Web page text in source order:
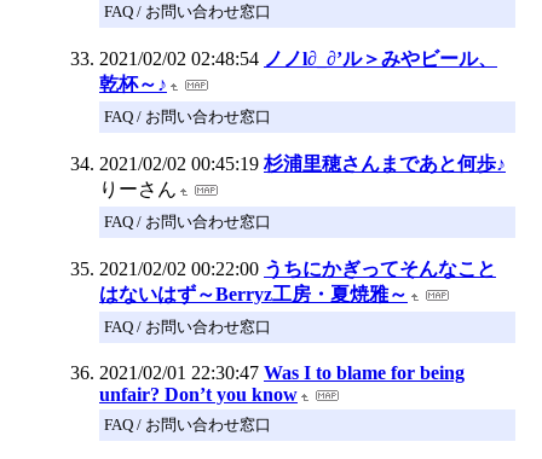
FAQ / お問い合わせ窓口
2021/02/02 02:48:54 ノノl∂_∂’ル＞みやビール、
乾杯～♪
FAQ / お問い合わせ窓口
2021/02/02 00:45:19 杉浦里穂さんまであと何歩♪
りーさん
FAQ / お問い合わせ窓口
2021/02/02 00:22:00 うちにかぎってそんなこと
はないはず～Berryz工房・夏焼雅～
FAQ / お問い合わせ窓口
2021/02/01 22:30:47 Was I to blame for being
unfair? Don’t you know
FAQ / お問い合わせ窓口